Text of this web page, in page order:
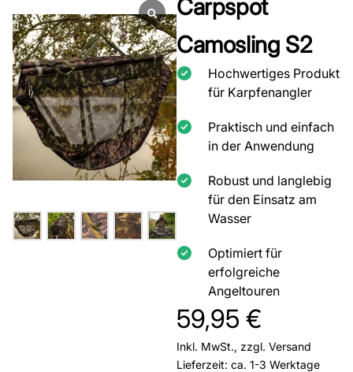
Carpspot
Camosling S2
Hochwertiges Produkt
für Karpfenangler
Praktisch und einfach
in der Anwendung
Robust und langlebig
für den Einsatz am
Wasser
Optimiert für
erfolgreiche
Angeltouren
59,95 €
Inkl. MwSt., zzgl. Versand
Lieferzeit: ca. 1-3 Werktage